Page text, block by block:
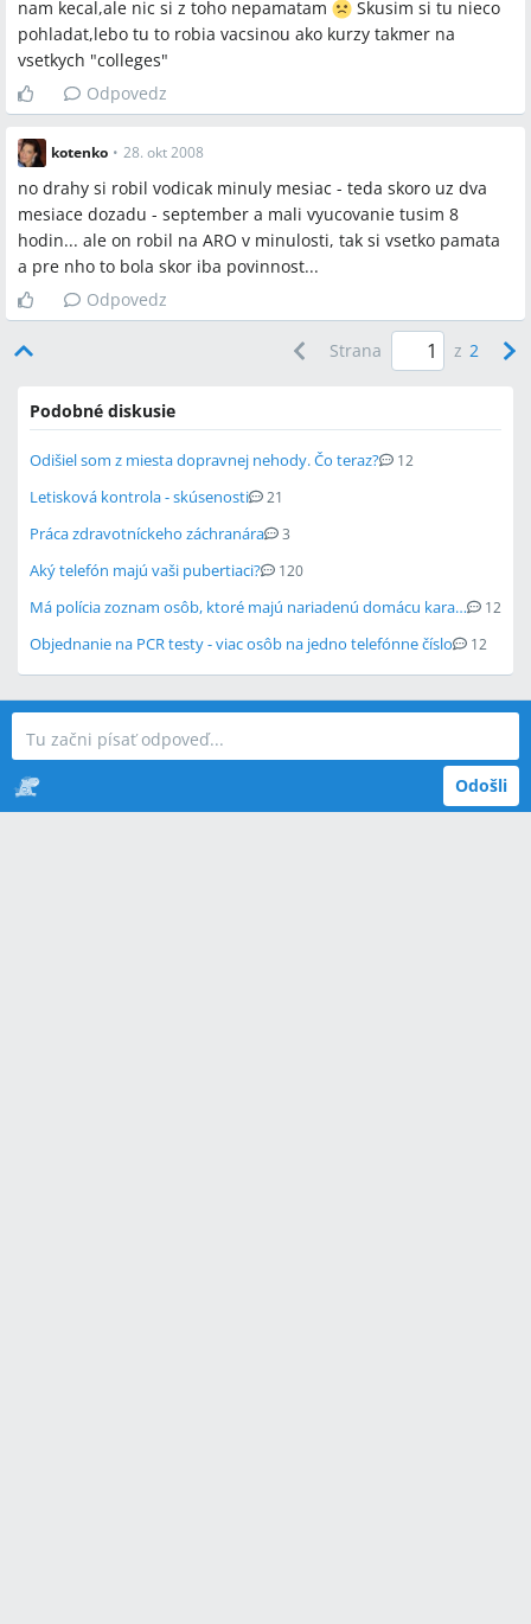
nam kecal,ale nic si z toho nepamatam
Skusim si tu nieco
pohladat,lebo tu to robia vacsinou ako kurzy takmer na
vsetkych "colleges"
Odpovedz
kotenko • 28. okt 2008
no drahy si robil vodicak minuly mesiac - teda skoro uz dva
mesiace dozadu - september a mali vyucovanie tusim 8
hodin... ale on robil na ARO v minulosti, tak si vsetko pamata
a pre nho to bola skor iba povinnost...
Odpovedz
Strana z 2
Podobné diskusie
Odišiel som z miesta dopravnej nehody. Čo teraz? 12
Letisková kontrola - skúsenosti 21
Práca zdravotníckeho záchranára 3
Aký telefón majú vaši pubertiaci? 120
Má polícia zoznam osôb, ktoré majú nariadenú domácu karanténu? 12
Objednanie na PCR testy - viac osôb na jedno telefónne číslo 12
Odošli